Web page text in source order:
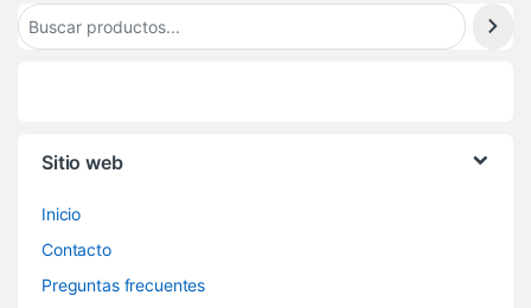
Sitio web
Inicio
Contacto
Preguntas frecuentes